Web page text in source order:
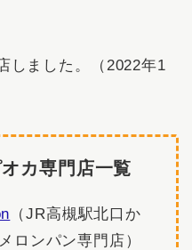
しました。（2022年1
カ専門店一覧
（JR高槻駅北口か
ロンパン専門店）